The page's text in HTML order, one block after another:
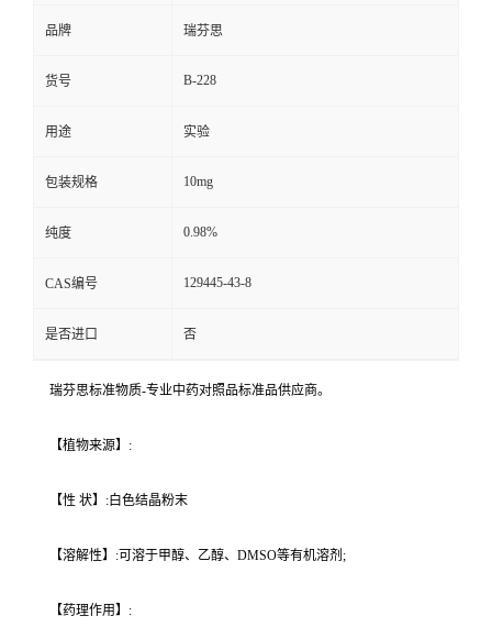
品牌 瑞芬思
货号 B-228
用途 实验
包装规格 10mg
纯度 0.98%
CAS编号 129445-43-8
是否进口 否
瑞芬思标准物质-专业中药对照品标准品供应商。
【植物来源】:
【性 状】:白色结晶粉末
【溶解性】:可溶于甲醇、乙醇、DMSO等有机溶剂;
【药理作用】: